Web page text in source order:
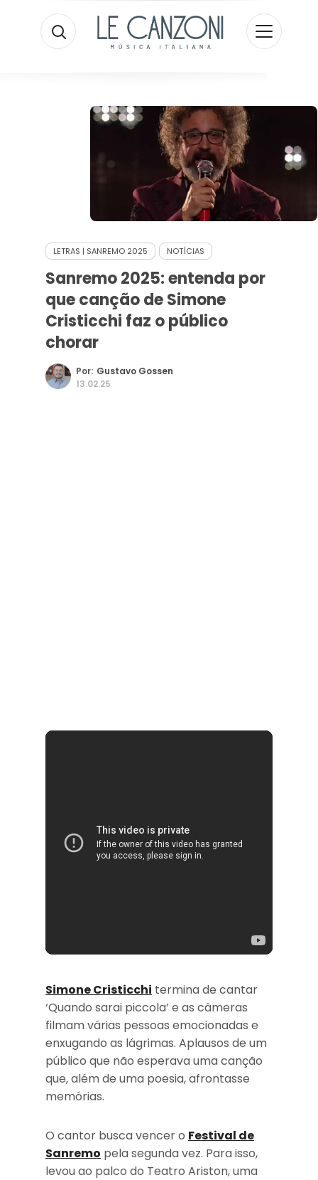
LETRAS | SANREMO 2025 NOTÍCIAS
Sanremo 2025: entenda por
que canção de Simone
Cristicchi faz o público
chorar
Por: Gustavo Gossen
13.02.25
Simone Cristicchi termina de cantar
‘Quando sarai piccola’ e as câmeras
filmam várias pessoas emocionadas e
enxugando as lágrimas. Aplausos de um
público que não esperava uma canção
que, além de uma poesia, afrontasse
memórias.
O cantor busca vencer o Festival de
Sanremo pela segunda vez. Para isso,
levou ao palco do Teatro Ariston, uma